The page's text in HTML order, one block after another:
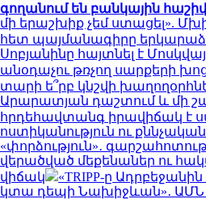
գողանում են բանկային
մի երաշխիք չեմ ստացել».
հետ պայմանագիրը
Սոբյանինը հայտնել է
անօդաչու թռչող սարքերի
տարի ե՞րբ կնշվի
Արարատյան դաշտում և մի
հրդեհավտանգ իրավիճակ է
ոստիկանություն ու
«փորձություն»․
վերածված մեքենաներ ու
վիճակ
«TRIPP-ը
կտա դեպի Նախիջևան»․ ԱՄՆ